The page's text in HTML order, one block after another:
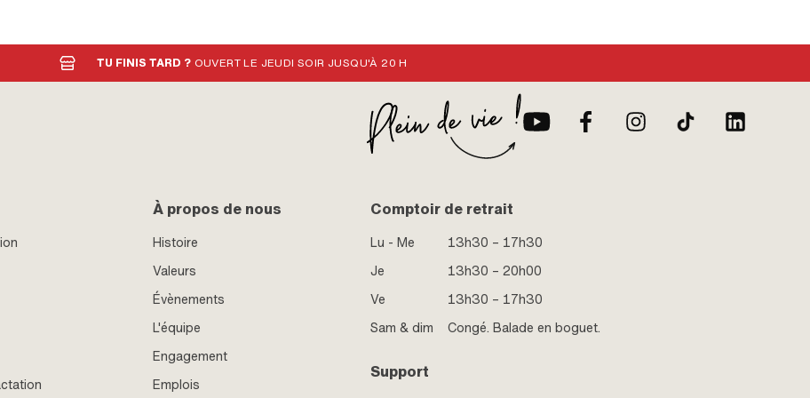
TU FINIS TARD ? OUVERT LE JEUDI SOIR JUSQU'À 20 H
À propos de nous
Histoire
Valeurs
Évènements
L'équipe
Engagement
Emplois
Comptoir de retrait
Lu - Me
13h30 – 17h30
Je
13h30 – 20h00
Ve
13h30 – 17h30
Sam & dim
Congé. Balade en boguet.
Support